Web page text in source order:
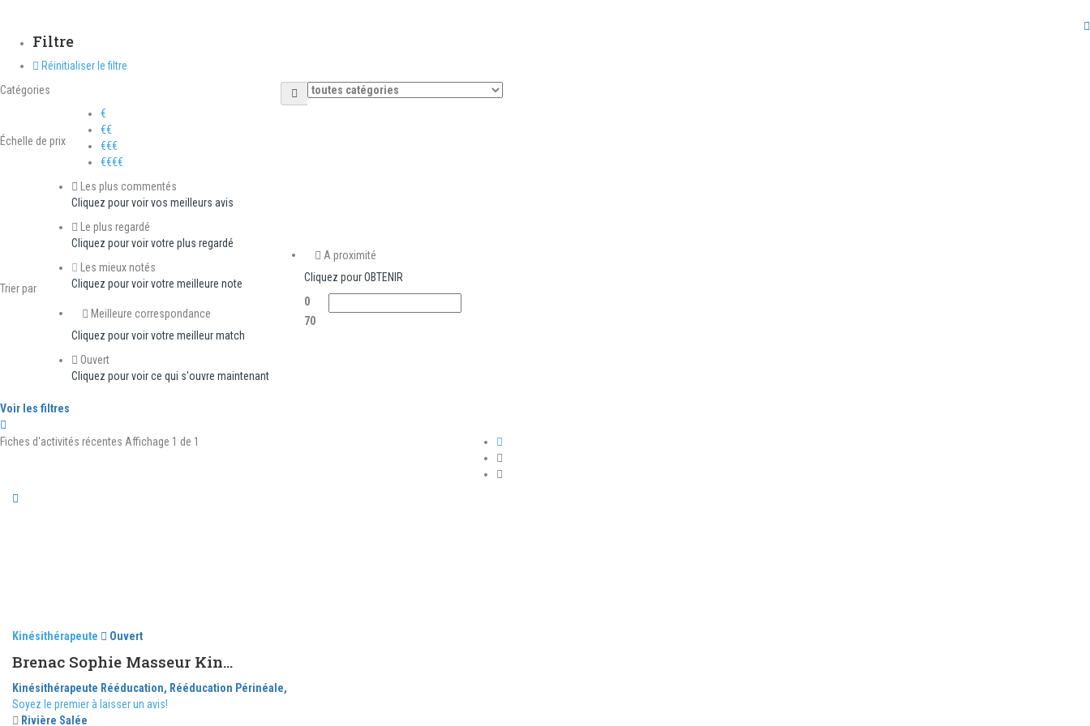
Filtre
Réinitialiser le filtre
Catégories
Échelle de prix
€
€€
€€€
€€€€
Trier par
Les plus commentés
Cliquez pour voir vos meilleurs avis
Le plus regardé
Cliquez pour voir votre plus regardé
Les mieux notés
Cliquez pour voir votre meilleure note
Meilleure correspondance
Cliquez pour voir votre meilleur match
Ouvert
Cliquez pour voir ce qui s'ouvre maintenant
A proximité
Cliquez pour OBTENIR
0
70
Voir les filtres
Fiches d'activités récentes Affichage 1 de 1
Kinésithérapeute Ouvert
Brenac Sophie Masseur Kin...
Kinésithérapeute Rééducation, Rééducation Périnéale,
Soyez le premier à laisser un avis!
Rivière Salée